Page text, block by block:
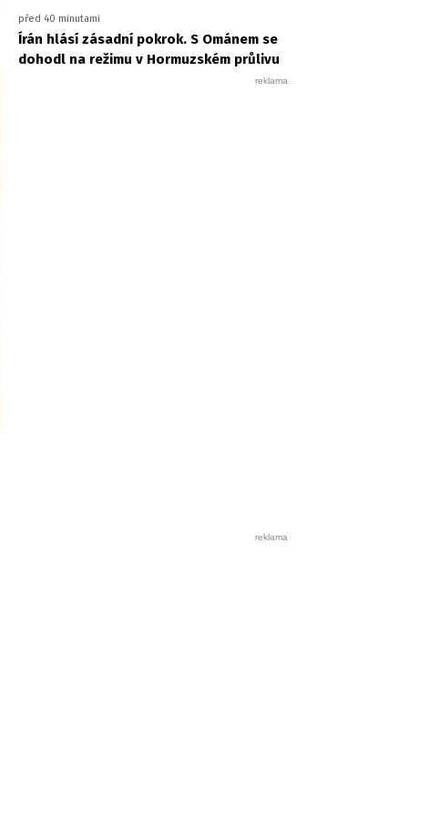
před 40 minutami
Írán hlásí zásadní pokrok. S Ománem se
dohodl na režimu v Hormuzském průlivu